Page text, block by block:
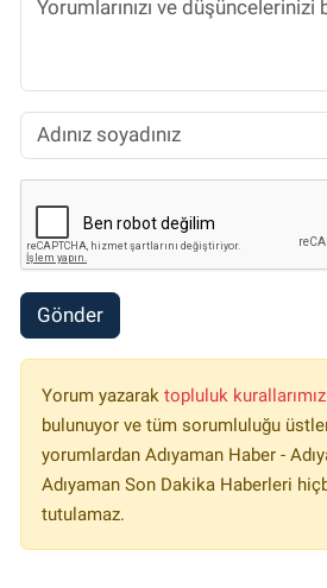
Gönder
Yorum yazarak topluluk
bulunuyor ve tüm sorumluluğu
yorumlardan Adıyaman Haber -
Adıyaman Son Dakika Haberleri
tutulamaz.